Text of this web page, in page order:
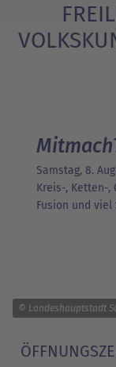
Samstag, 8.
Kreis-, Ketten-,
Fusion und viel
© Landeshauptstadt